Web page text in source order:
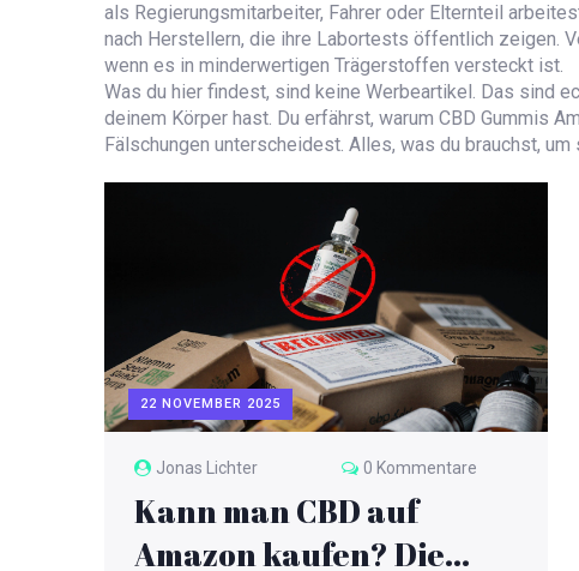
als Regierungsmitarbeiter, Fahrer oder Elternteil
nach Herstellern, die ihre Labortests öffentlich zeigen.
wenn es in minderwertigen Trägerstoffen versteckt ist.
Was du hier findest, sind keine Werbeartikel. Das sind
deinem Körper hast. Du erfährst, warum CBD Gummis
Fälschungen unterscheidest. Alles, was du brauchst,
22 NOVEMBER 2025
Jonas Lichter 0 Kommentare
Kann man CBD auf
Amazon kaufen? Die